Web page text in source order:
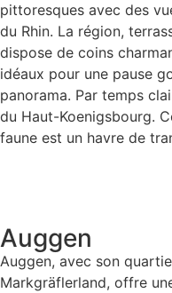
pittoresques avec des
du Rhin. La région,
dispose de coins
idéaux pour une pause
panorama. Par temps
du Haut-Koenigsbourg.
faune est un havre de
Auggen
Auggen, avec son
Markgräflerland, offre